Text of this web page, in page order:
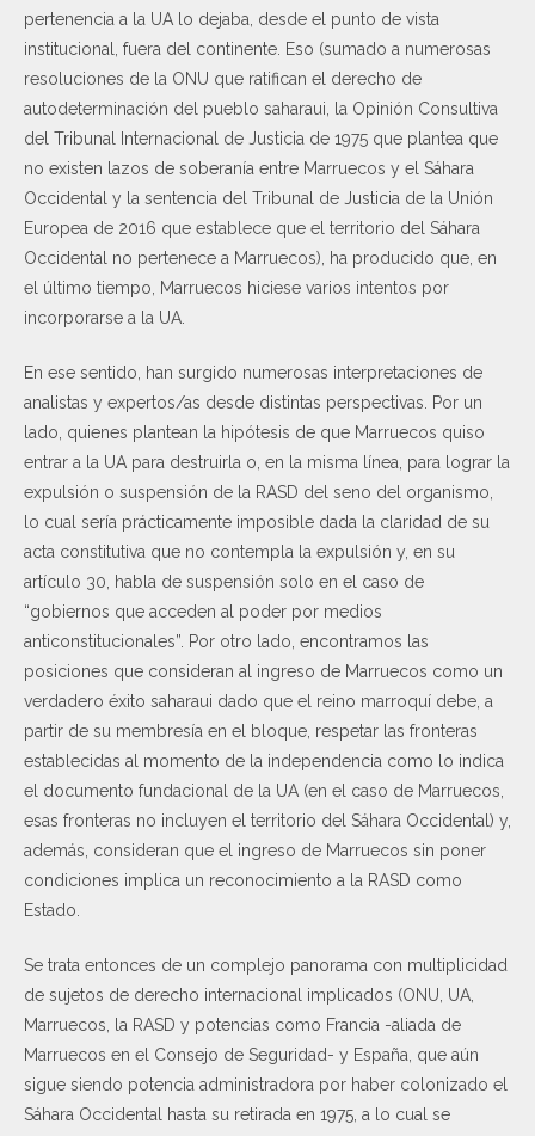
pertenencia a la UA lo dejaba, desde el punto de vista
institucional, fuera del continente. Eso (sumado a numerosas
resoluciones de la ONU que ratifican el derecho de
autodeterminación del pueblo saharaui, la Opinión Consultiva
del Tribunal Internacional de Justicia de 1975 que plantea que
no existen lazos de soberanía entre Marruecos y el Sáhara
Occidental y la sentencia del Tribunal de Justicia de la Unión
Europea de 2016 que establece que el territorio del Sáhara
Occidental no pertenece a Marruecos), ha producido que, en
el último tiempo, Marruecos hiciese varios intentos por
incorporarse a la UA.
En ese sentido, han surgido numerosas interpretaciones de
analistas y expertos/as desde distintas perspectivas. Por un
lado, quienes plantean la hipótesis de que Marruecos quiso
entrar a la UA para destruirla o, en la misma línea, para lograr la
expulsión o suspensión de la RASD del seno del organismo,
lo cual sería prácticamente imposible dada la claridad de su
acta constitutiva que no contempla la expulsión y, en su
artículo 30, habla de suspensión solo en el caso de
“gobiernos que acceden al poder por medios
anticonstitucionales”. Por otro lado, encontramos las
posiciones que consideran al ingreso de Marruecos como un
verdadero éxito saharaui dado que el reino marroquí debe, a
partir de su membresía en el bloque, respetar las fronteras
establecidas al momento de la independencia como lo indica
el documento fundacional de la UA (en el caso de Marruecos,
esas fronteras no incluyen el territorio del Sáhara Occidental) y,
además, consideran que el ingreso de Marruecos sin poner
condiciones implica un reconocimiento a la RASD como
Estado.
Se trata entonces de un complejo panorama con multiplicidad
de sujetos de derecho internacional implicados (ONU, UA,
Marruecos, la RASD y potencias como Francia -aliada de
Marruecos en el Consejo de Seguridad- y España, que aún
sigue siendo potencia administradora por haber colonizado el
Sáhara Occidental hasta su retirada en 1975, a lo cual se